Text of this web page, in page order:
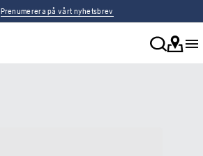
Prenumerera på vårt nyhetsbrev